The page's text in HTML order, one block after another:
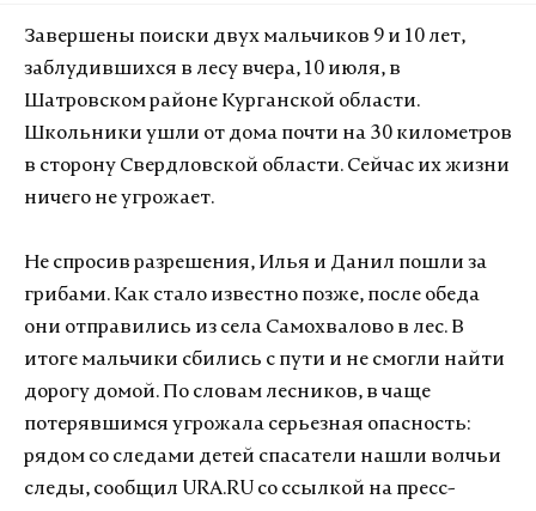
Завершены поиски двух мальчиков 9 и 10 лет,
заблудившихся в лесу вчера, 10 июля, в
Шатровском районе Курганской области.
Школьники ушли от дома почти на 30 километров
в сторону Свердловской области. Сейчас их жизни
ничего не угрожает.
Не спросив разрешения, Илья и Данил пошли за
грибами. Как стало известно позже, после обеда
они отправились из села Самохвалово в лес. В
итоге мальчики сбились с пути и не смогли найти
дорогу домой. По словам лесников, в чаще
потерявшимся угрожала серьезная опасность:
рядом со следами детей спасатели нашли волчьи
следы, сообщил URA.RU со ссылкой на пресс-